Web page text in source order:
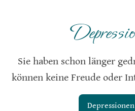
Sie haben schon länger
können keine Freude oder